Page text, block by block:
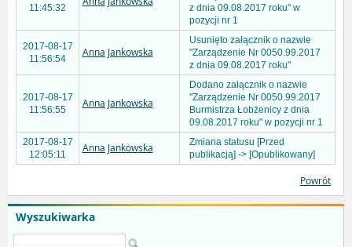
Wyszukiwarka
11:45:32
z dnia 09.08.2017 roku" w
pozycji nr 1
2017-08-17
11:56:54
Anna Jankowska
Usunięto załącznik o nazwie
"Zarządzenie Nr 0050.99.2017
z dnia 09.08.2017 roku"
2017-08-17
11:56:55
Anna Jankowska
Dodano załącznik o nazwie
"Zarządzenie Nr 0050.99.2017
Burmistrza Łobżenicy z dnia
09.08.2017 roku" w pozycji nr 1
2017-08-17
12:05:11
Anna Jankowska
Zmiana statusu [Przed
publikacją] -> [Opublikowany]
Powrót